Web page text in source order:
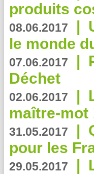
produits
08.06.2017 |
le monde
07.06.2017 |
Déchet
02.06.2017 |
maître-mot
31.05.2017 |
pour les
29.05.2017 |